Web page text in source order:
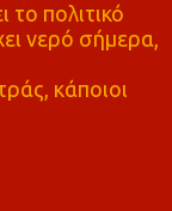
πολιτικό
νερό σήμερα,
κάποιοι